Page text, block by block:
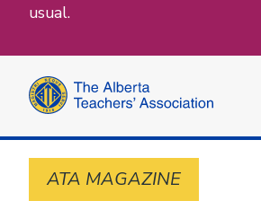
usual.
ATA MAGAZINE